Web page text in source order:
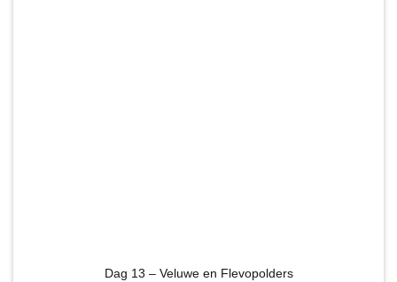
Dag 13 – Veluwe en Flevopolders